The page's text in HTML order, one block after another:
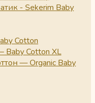
- Sekerim Baby
Cotton
Baby Cotton XL
— Organic Baby